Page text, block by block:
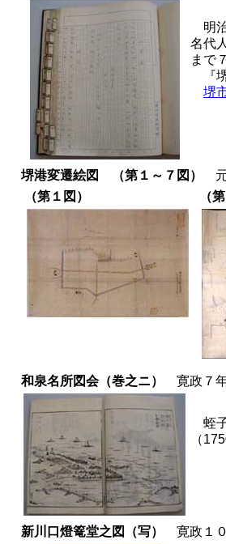
明
名代
まで
『
堺
堺港変遷絵図 （第１～７図）
（第１図）
（
和泉名所図会（巻之ニ） 寛政７
蛭
（
新川口燈篭堂之図（写） 寛政１